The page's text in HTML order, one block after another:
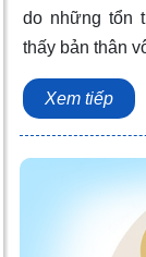
do những tổn
thấy bản thân
Xem tiếp